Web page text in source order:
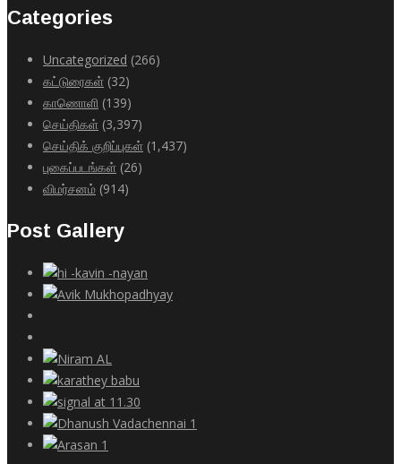
Categories
Uncategorized (266)
கட்டுரைகள் (32)
காணொளி (139)
செய்திகள் (3,397)
செய்திக் குறிப்புகள் (1,437)
புகைப்படங்கள் (26)
விமர்சனம் (914)
Post Gallery